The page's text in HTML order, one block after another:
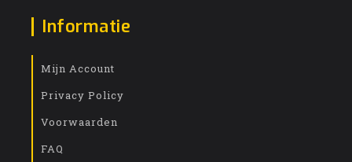
Informatie
Mijn Account
Privacy Policy
Voorwaarden
FAQ